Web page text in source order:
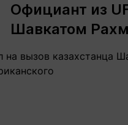
Официант из
Шавкатом
вызов казахстанца